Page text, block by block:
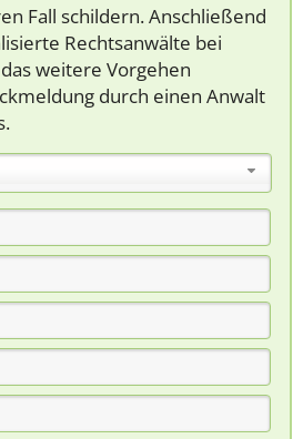
Fall schildern. Anschließend
Rechtsanwälte bei
weitere Vorgehen
durch einen Anwalt